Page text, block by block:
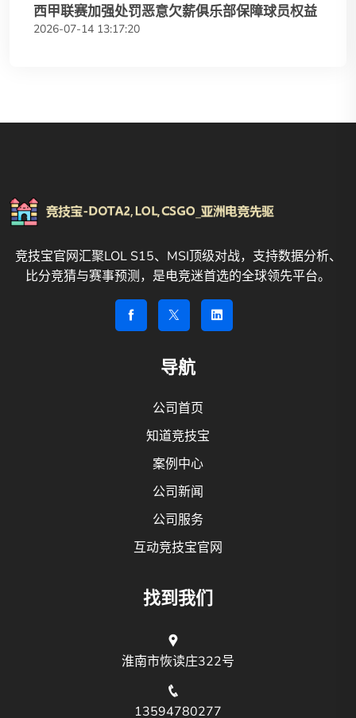
西甲联赛加强处罚恶意欠薪俱乐部保障球员权益
2026-07-14 13:17:20
竞技宝官网汇聚LOL S15、MSI顶级对战，支持数据分析、
比分竞猜与赛事预测，是电竞迷首选的全球领先平台。
导航
公司首页
知道竞技宝
案例中心
公司新闻
公司服务
互动竞技宝官网
找到我们
淮南市恢读庄322号
13594780277